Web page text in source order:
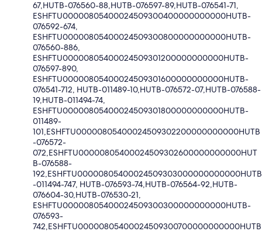
67,HUTB-076560-88,HUTB-076597-89,HUTB-076541-71,
ESHFTU00000805400024509300400000000000HUTB-
076592-674,
ESHFTU00000805400024509300800000000000HUTB-
076560-886,
ESHFTU00000805400024509301200000000000HUTB-
076597-890,
ESHFTU00000805400024509301600000000000HUTB-
076541-712, HUTB-011489-10,HUTB-076572-07,HUTB-076588-
19,HUTB-011494-74,
ESHFTU00000805400024509301800000000000HUTB-
011489-
101,ESHFTU00000805400024509302200000000000HUTB
-076572-
072,ESHFTU00000805400024509302600000000000HUT
B-076588-
192,ESHFTU00000805400024509303000000000000HUTB
-011494-747, HUTB-076593-74,HUTB-076564-92,HUTB-
076604-30,HUTB-076530-21,
ESHFTU00000805400024509300300000000000HUTB-
076593-
742,ESHFTU00000805400024509300700000000000HUTB